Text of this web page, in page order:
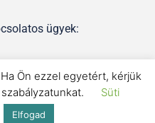
ügyek:
Ön ezzel egyetért, kérjük
Süti
Elfogad